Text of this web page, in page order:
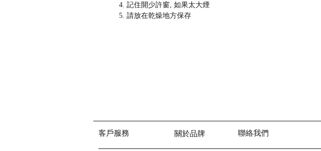
記住開少許窗, 如果太大煙
請放在乾燥地方保存
客戶服務 關於品牌 聯絡我們